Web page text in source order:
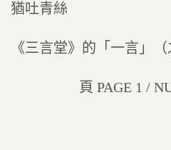
猶吐青絲
《三言堂》的「一言」
頁 PAGE 1 /